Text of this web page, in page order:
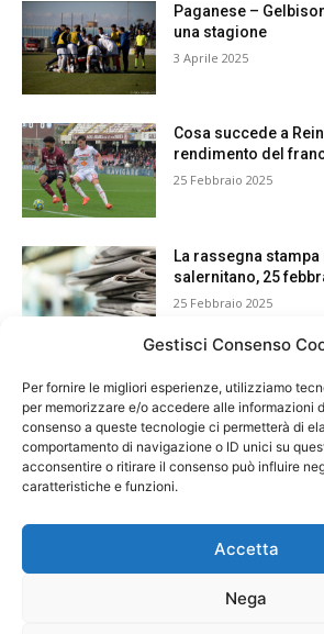
Gestisci Consenso
Per fornire le migliori esperienze, utilizziamo
per memorizzare e/o accedere alle informazioni
consenso a queste tecnologie ci permetterà di
comportamento di navigazione o ID unici su
acconsentire o ritirare il consenso può influire
caratteristiche e funzioni.
Accetta
Nega
Paganese –
una stagione
3 Aprile 2025
Cosa succede a
rendimento del
25 Febbraio 2025
La rassegna
salernitano, 25
25 Febbraio 2025